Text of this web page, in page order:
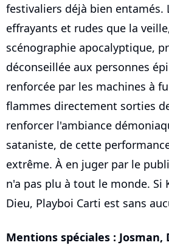
festivaliers déjà bien entamés.
effrayants et rudes que la
scénographie apocalyptique,
déconseillée aux personnes
renforcée par les machines à
flammes directement sorties
renforcer l'ambiance
sataniste, de cette
extrême. À en juger par le
n'a pas plu à tout le monde. Si
Dieu, Playboi Carti est sans
Mentions spéciales : Josman,